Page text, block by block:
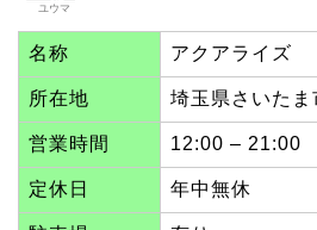
ユウマ
名称 アクアライズ
所在地 埼玉県さいた
営業時間 12:00 – 21:00
定休日 年中無休